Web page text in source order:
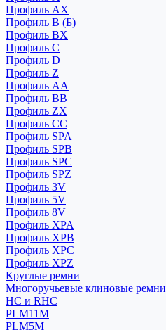
Профиль AX
Профиль B (Б)
Профиль BX
Профиль C
Профиль D
Профиль Z
Профиль АА
Профиль BB
Профиль ZX
Профиль CC
Профиль SPA
Профиль SPB
Профиль SPC
Профиль SPZ
Профиль 3V
Профиль 5V
Профиль 8V
Профиль XPA
Профиль XPB
Профиль XPC
Профиль XPZ
Круглые ремни
Многоручьевые клиновые ремни
HC и RHC
PLM11M
PLM5M